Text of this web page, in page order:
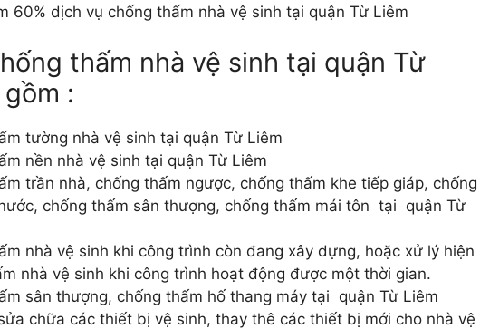
60% dịch vụ chống thấm nhà vệ sinh tại quận Từ Liêm
thấm nhà vệ sinh tại quận Từ
:
tường nhà vệ sinh tại quận Từ Liêm
nền nhà vệ sinh tại quận Từ Liêm
trần nhà, chống thấm ngược, chống thấm khe tiếp giáp, chống
chống thấm sân thượng, chống thấm mái tôn tại quận Từ
nhà vệ sinh khi công trình còn đang xây dựng, hoặc xử lý hiện
nhà vệ sinh khi công trình hoạt động được một thời gian.
sân thượng, chống thấm hố thang máy tại quận Từ Liêm
chữa các thiết bị vệ sinh, thay thê các thiết bị mới cho nhà vệ